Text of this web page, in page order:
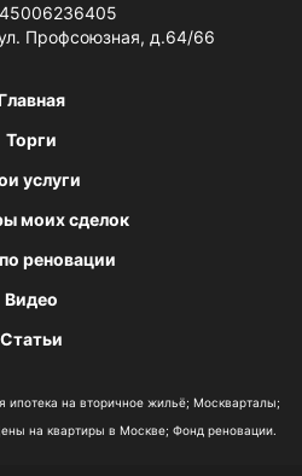
Профсоюзная, д.64/66
Торги
услуги
моих сделок
реновации
Видео
Статьи
ипотека на вторичное жильё; Москварталы;
на квартиры в Москве; Фонд реновации.